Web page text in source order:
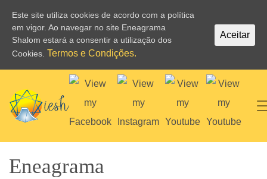
Eneagrama
Este site utiliza cookies de acordo com a política
em vigor. Ao navegar no site Eneagrama
Shalom estará a consentir a utilização dos
Cookies. Termos e Condições.
Aceitar